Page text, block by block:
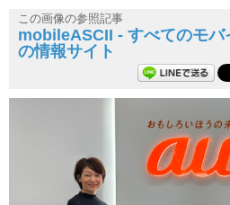
この画像の参照記事
mobileASCII - すべてのモバ
の情報サイト